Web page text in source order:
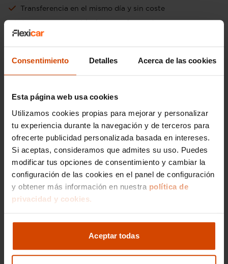
Consentimiento Detalles Acerca de las cookies
Esta página web usa cookies
Utilizamos cookies propias para mejorar y personalizar
tu experiencia durante la navegación y de terceros para
ofrecerte publicidad personalizada basada en intereses.
Si aceptas, consideramos que admites su uso. Puedes
modificar tus opciones de consentimiento y cambiar la
configuración de las cookies en el panel de configuración
y obtener más información en nuestra política de
privacidad y cookies.
Aceptar todas
Transferencia en el mismo día y sin coste
Aceptamos tu vehículo como forma de pago
Si lo prefieres,
gestionamos la venta de
tu vehículo
Nos encargamos de todos los trámites
Reportaje fotográfico
Publicación en los principales portales